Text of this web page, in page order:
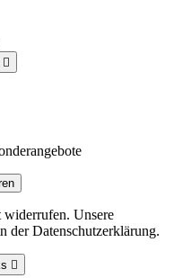

widerrufen. Unsere
der Datenschutzerklärung.
